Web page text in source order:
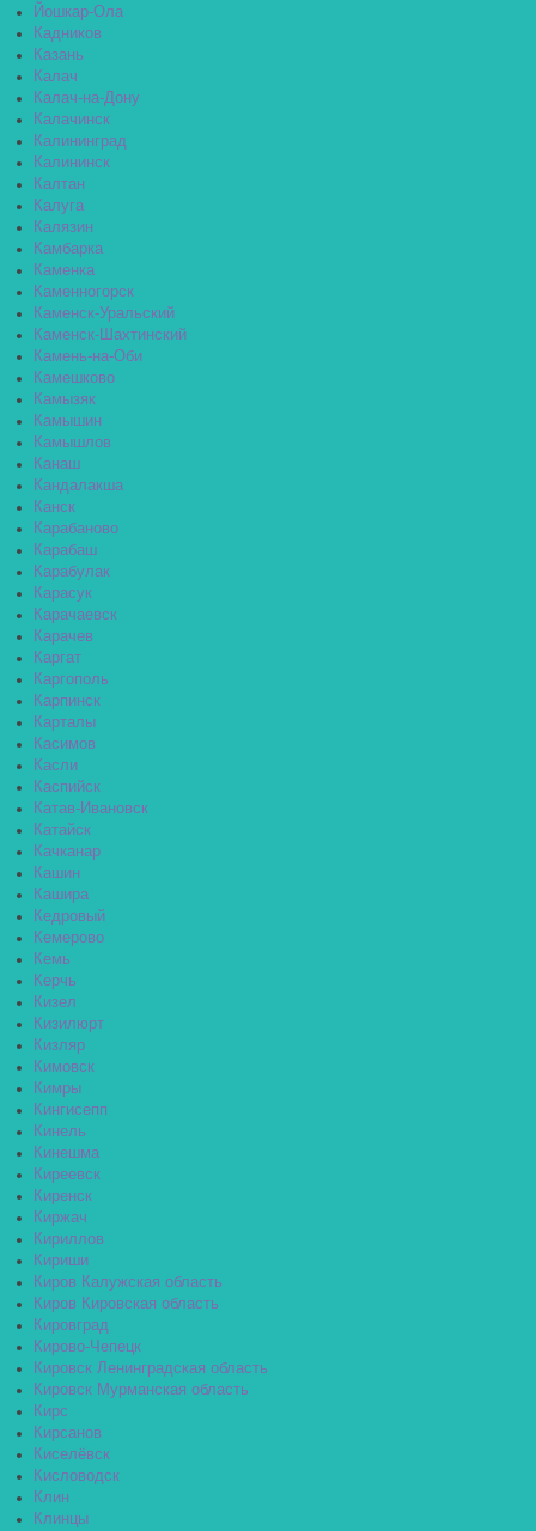
Йошкар-Ола
Кадников
Казань
Калач
Калач-на-Дону
Калачинск
Калининград
Калининск
Калтан
Калуга
Калязин
Камбарка
Каменка
Каменногорск
Каменск-Уральский
Каменск-Шахтинский
Камень-на-Оби
Камешково
Камызяк
Камышин
Камышлов
Канаш
Кандалакша
Канск
Карабаново
Карабаш
Карабулак
Карасук
Карачаевск
Карачев
Каргат
Каргополь
Карпинск
Карталы
Касимов
Касли
Каспийск
Катав-Ивановск
Катайск
Качканар
Кашин
Кашира
Кедровый
Кемерово
Кемь
Керчь
Кизел
Кизилюрт
Кизляр
Кимовск
Кимры
Кингисепп
Кинель
Кинешма
Киреевск
Киренск
Киржач
Кириллов
Кириши
Киров Калужская область
Киров Кировская область
Кировград
Кирово-Чепецк
Кировск Ленинградская область
Кировск Мурманская область
Кирс
Кирсанов
Киселёвск
Кисловодск
Клин
Клинцы